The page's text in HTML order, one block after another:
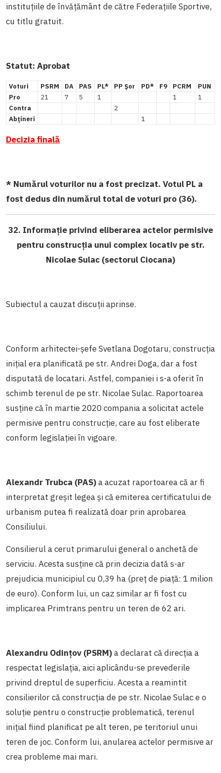
instituțiile de învățământ de către Federațiile Sportive,
cu titlu gratuit.
Statut: Aprobat
Voturi PSRM DA PAS PL* PP Șor PD* F9 PCRM
PUN
Pro
21 7 5 1 1
1
Contra
2
Abțineri
1
Decizia finală
* Numărul voturilor nu a fost precizat. Votul PL a
fost dedus din numărul total de voturi pro (36).
32. Informație privind eliberarea actelor permisive
pentru construcția unui complex locativ pe str.
Nicolae Sulac (sectorul Ciocana)
Subiectul a cauzat discuții aprinse.
Conform arhitectei-șefe Svetlana Dogotaru, construcția
inițial era planificată pe str. Andrei Doga, dar a fost
disputată de locatari. Astfel, companiei i s-a oferit în
schimb terenul de pe str. Nicolae Sulac. Raportoarea
susține că în martie 2020 compania a solicitat actele
permisive pentru construcție, care au fost eliberate
conform legislației în vigoare.
Alexandr Trubca (PAS)a acuzat raportoarea că ar fi
interpretat greșit legea și că emiterea certificatului de
urbanism putea fi realizată doar prin aprobarea
Consiliului.
Consilierul a cerut primarului general o anchetă de
serviciu. Acesta susține că prin decizia dată s-ar
prejudicia municipiul cu 0,39 ha (preț de piață: 1 milion
de euro). Conform lui, un caz similar ar fi fost cu
implicarea Primtrans pentru un teren de 62 ari.
Alexandru Odințov (PSRM)a declarat că direcția a
respectat legislația, aici aplicându-se prevederile
privind dreptul de superficiu. Acesta a reamintit
consilierilor că construcția de pe str. Nicolae Sulac e o
soluție pentru o construcție problematică, terenul
inițial fiind planificat pe alt teren, pe teritoriul unui
teren de joc. Conform lui, anularea actelor permisive ar
crea probleme mai mari.